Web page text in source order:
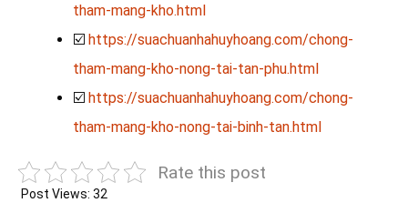
tham-mang-kho.html
☑️ https://suachuanhahuyhoang.com/chong-
tham-mang-kho-nong-tai-tan-phu.html
☑️ https://suachuanhahuyhoang.com/chong-
tham-mang-kho-nong-tai-binh-tan.html
Rate this post
Post Views: 32